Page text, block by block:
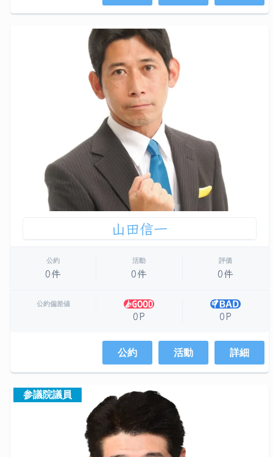
山田信一
公約
0件
活動
0件
評価
0件
公約偏差値
0P 0P
公約 活動 詳細
参議院議員